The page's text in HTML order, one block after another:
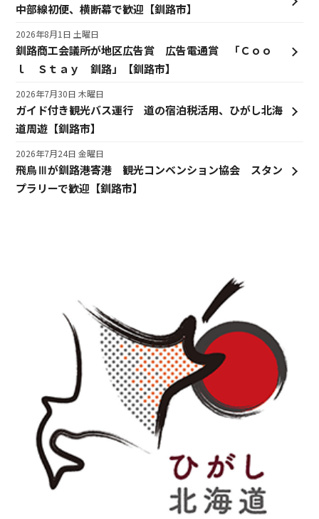
中部線初便、横断幕で歓迎【釧路市】
釧路商工会議所が地区広告賞 広告電通賞 「Ｃｏｏ
ｌ Ｓｔａｙ 釧路」【釧路市】
2026年8月1日 土曜日
ガイド付き観光バス運行 道の宿泊税活用、ひがし北海
道周遊【釧路市】
2026年7月30日 木曜日
飛鳥Ⅲが釧路港寄港 観光コンベンション協会 スタン
プラリーで歓迎【釧路市】
2026年7月24日 金曜日